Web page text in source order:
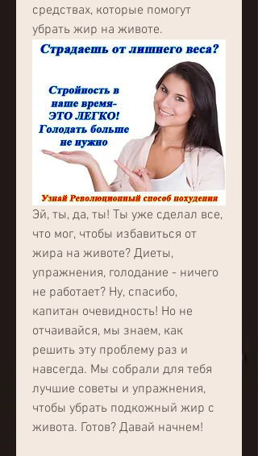
средствах, которые помогут
убрать жир на животе.
Эй, ты, да, ты! Ты уже сделал все,
что мог, чтобы избавиться от
жира на животе? Диеты,
упражнения, голодание - ничего
не работает? Ну, спасибо,
капитан очевидность! Но не
отчаивайся, мы знаем, как
решить эту проблему раз и
навсегда. Мы собрали для тебя
лучшие советы и упражнения,
чтобы убрать подкожный жир с
живота. Готов? Давай начнем!